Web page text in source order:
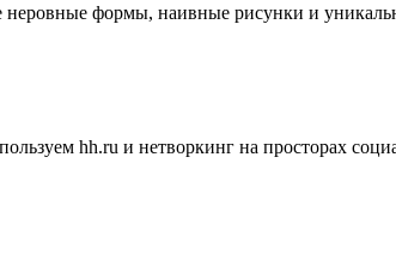
формы, наивные рисунки и
hh.ru и нетворкинг на просторах